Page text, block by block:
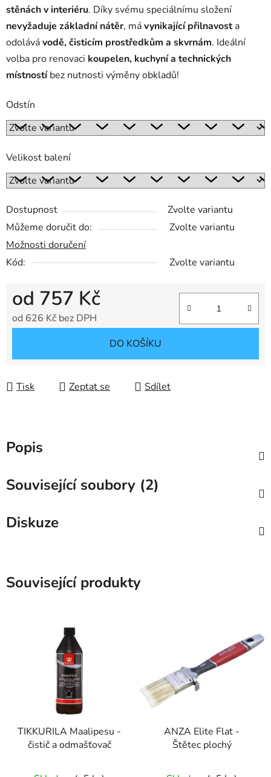
stěnách v interiéru. Díky svému speciálnímu složení
nevyžaduje základní nátěr, mávynikající přilnavosta
odolávávodě, čisticím prostředkům a skvrnám. Ideální
volba pro renovaci koupelen, kuchyní a technických
místnostíbez nutnosti výměny obkladů!
Odstín
Velikost balení
Dostupnost
Zvolte variantu
Můžeme doručit do:
Zvolte variantu
Možnosti doručení
Kód:
Zvolte variantu
od 757 Kč
od 626 Kč bez DPH
DO KOŠÍKU
Tisk Zeptat se Sdílet
Popis
Související soubory (2)
Diskuze
Související produkty
TIKKURILA Maalipesu -
čistič a odmašťovač
ANZA Elite Flat -
Štětec plochý